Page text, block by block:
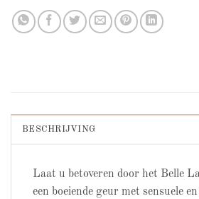
BESCHRIJVING
Laat u betoveren door het Belle
een boeiende geur met sensuele